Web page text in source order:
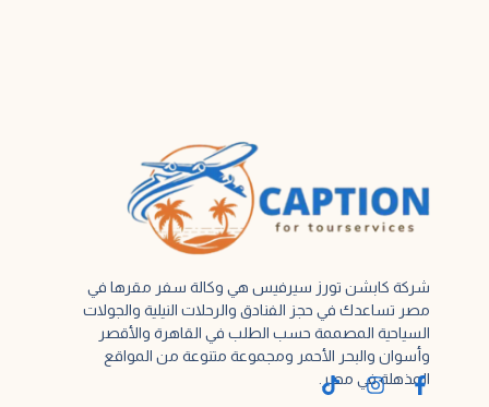
شركة كابشن تورز سيرفيس هي وكالة سفر مقرها في
مصر تساعدك في حجز الفنادق والرحلات النيلية والجولات
السياحية المصممة حسب الطلب في القاهرة والأقصر
وأسوان والبحر الأحمر ومجموعة متنوعة من المواقع
المذهلة في مصر.